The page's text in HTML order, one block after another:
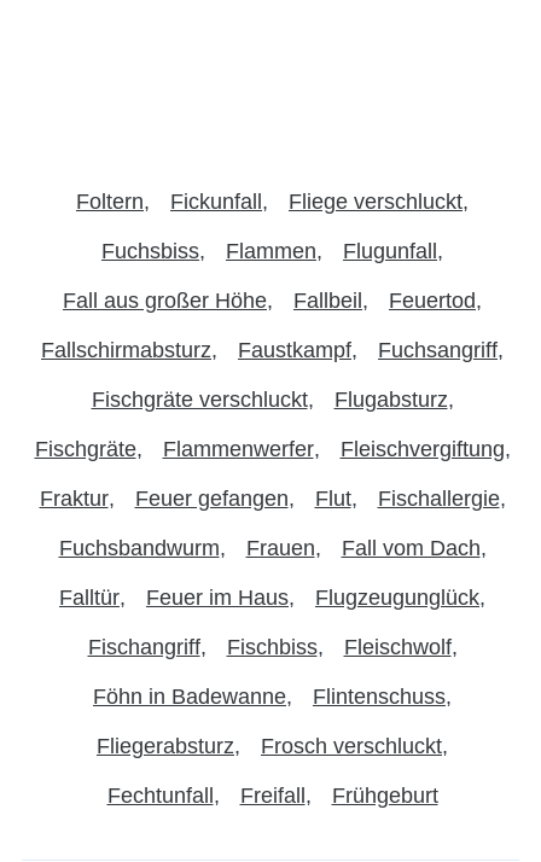
Foltern Fickunfall Fliege verschluckt
Fuchsbiss Flammen Flugunfall
Fall aus großer Höhe Fallbeil Feuertod
Fallschirmabsturz Faustkampf Fuchsangriff
Fischgräte verschluckt Flugabsturz
Fischgräte Flammenwerfer Fleischvergiftung
Fraktur Feuer gefangen Flut Fischallergie
Fuchsbandwurm Frauen Fall vom Dach
Falltür Feuer im Haus Flugzeugunglück
Fischangriff Fischbiss Fleischwolf
Föhn in Badewanne Flintenschuss
Fliegerabsturz Frosch verschluckt
Fechtunfall Freifall Frühgeburt